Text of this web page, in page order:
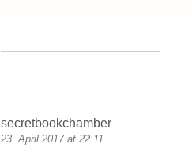
secretbookchamber
23. April 2017 at 22:11